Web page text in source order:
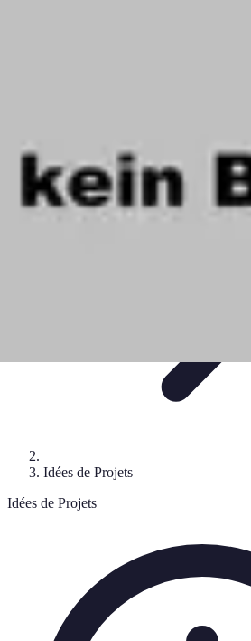
Idées de Projets
Idées de Projets